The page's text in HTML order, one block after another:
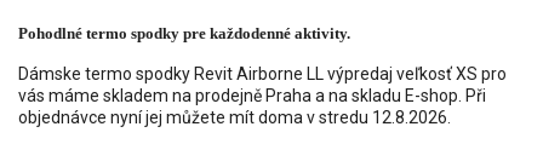
Pohodlné termo spodky pre každodenné aktivity.
Dámske termo spodky Revit Airborne LL výpredaj veľkosť XS pro
vás máme skladem na prodejně Praha a na skladu E-shop. Při
objednávce nyní jej můžete mít doma v stredu 12.8.2026.